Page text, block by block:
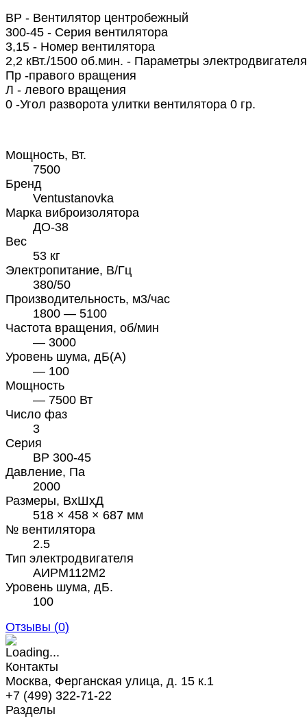
ВР - Вентилятор центробежный
300-45 - Серия вентилятора
3,15 - Номер вентилятора
2,2 кВт./1500 об.мин. - Параметры электродвигателя
Пр -правого вращения
Л - левого вращения
0 -Угол разворота улитки вентилятора 0 гр.
Мощность, Вт.
7500
Бренд
Ventustanovka
Марка виброизолятора
ДО-38
Вес
53 кг
Электропитание, В/Гц
380/50
Производительность, м3/час
1800 — 5100
Частота вращения, об/мин
— 3000
Уровень шума, дБ(А)
— 100
Мощность
— 7500 Вт
Число фаз
3
Серия
ВР 300-45
Давление, Па
2000
Размеры, ВхШхД
518 × 458 × 687 мм
№ вентилятора
2.5
Тип электродвигателя
АИРМ112М2
Уровень шума, дБ.
100
Отзывы (0)
Контакты
Москва, Ферганская улица, д. 15 к.1
+7 (499) 322-71-22
Разделы